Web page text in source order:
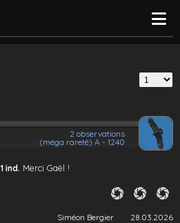
2 observations
(méga rareté) A - 1240
1 ind. Merci Gaël !
Siméon Bergier 28.03.2026